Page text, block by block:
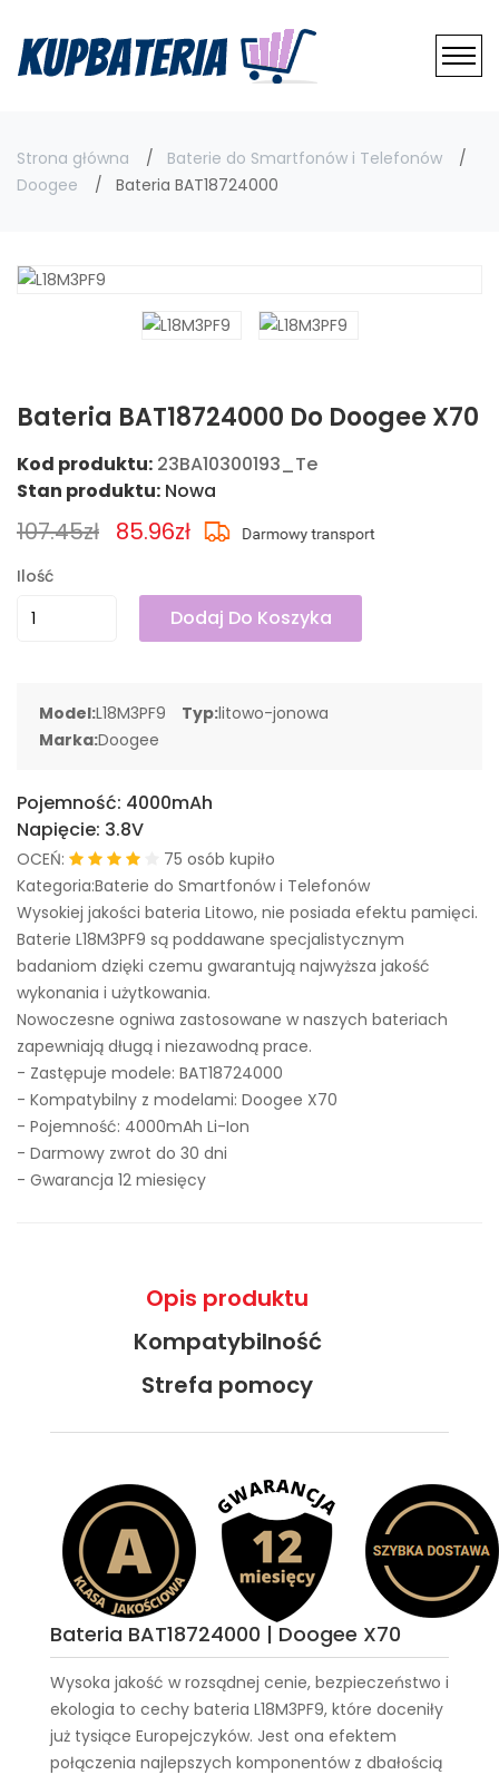
Strona główna
Baterie do Smartfonów i Telefonów
Doogee
Bateria BAT18724000
Bateria BAT18724000 Do Doogee X70
Kod produktu: 23BA10300193_Te
Stan produktu: Nowa
107.45zł 85.96zł
Ilość
Dodaj Do Koszyka
Model:L18M3PF9 Typ:litowo-jonowa
Marka:Doogee
Pojemność: 4000mAh
Napięcie: 3.8V
OCEŃ:
75 osób kupiło
Kategoria:Baterie do Smartfonów i Telefonów
Wysokiej jakości bateria Litowo, nie posiada efektu pamięci.
Baterie L18M3PF9 są poddawane specjalistycznym
badaniom dzięki czemu gwarantują najwyższa jakość
wykonania i użytkowania.
Nowoczesne ogniwa zastosowane w naszych bateriach
zapewniają długą i niezawodną prace.
- Zastępuje modele: BAT18724000
- Kompatybilny z modelami: Doogee X70
- Pojemność: 4000mAh Li-Ion
- Darmowy zwrot do 30 dni
- Gwarancja 12 miesięcy
Opis produktu
Kompatybilność
Strefa pomocy
Bateria BAT18724000 | Doogee X70
Wysoka jakość w rozsądnej cenie, bezpieczeństwo i
ekologia to cechy bateria L18M3PF9, które doceniły
już tysiące Europejczyków. Jest ona efektem
połączenia najlepszych komponentów z dbałością